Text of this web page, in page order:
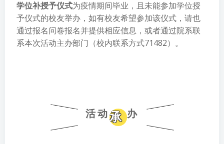
学位补授予仪式为疫情期间毕业，且未能参加学位授
予仪式的校友举办，如有校友希望参加该仪式，请也
通过报名问卷报名并提供相应信息，或者通过院系联
系本次活动主办部门（校内联系方式71482）。
活动承 办